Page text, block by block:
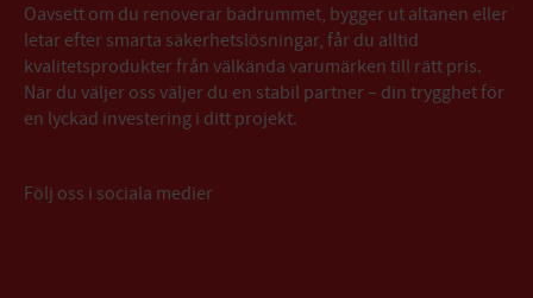
Oavsett om du renoverar badrummet, bygger ut altanen eller
letar efter smarta säkerhetslösningar, får du alltid
kvalitetsprodukter från välkända varumärken till rätt pris.
När du väljer oss väljer du en stabil partner – din trygghet för
en lyckad investering i ditt projekt.
Följ oss i sociala medier